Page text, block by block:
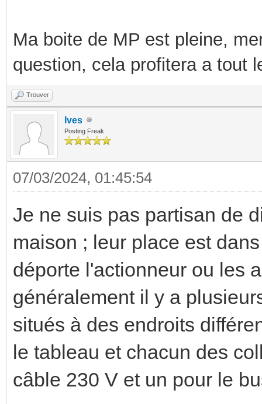
Ma boite de MP est pleine,
question, cela profitera a tout
Trouver
Ives
Posting Freak
07/03/2024, 01:45:54
Je ne suis pas partisan de
maison ; leur place est
déporte l'actionneur ou les
généralement il y a
situés à des endroits
le tableau et chacun des
câble 230 V et un pour le